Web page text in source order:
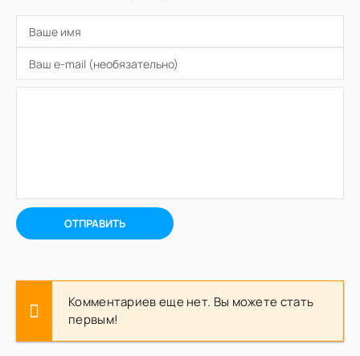
ОТПРАВИТЬ
Комментариев еще нет. Вы можете стать
первым!